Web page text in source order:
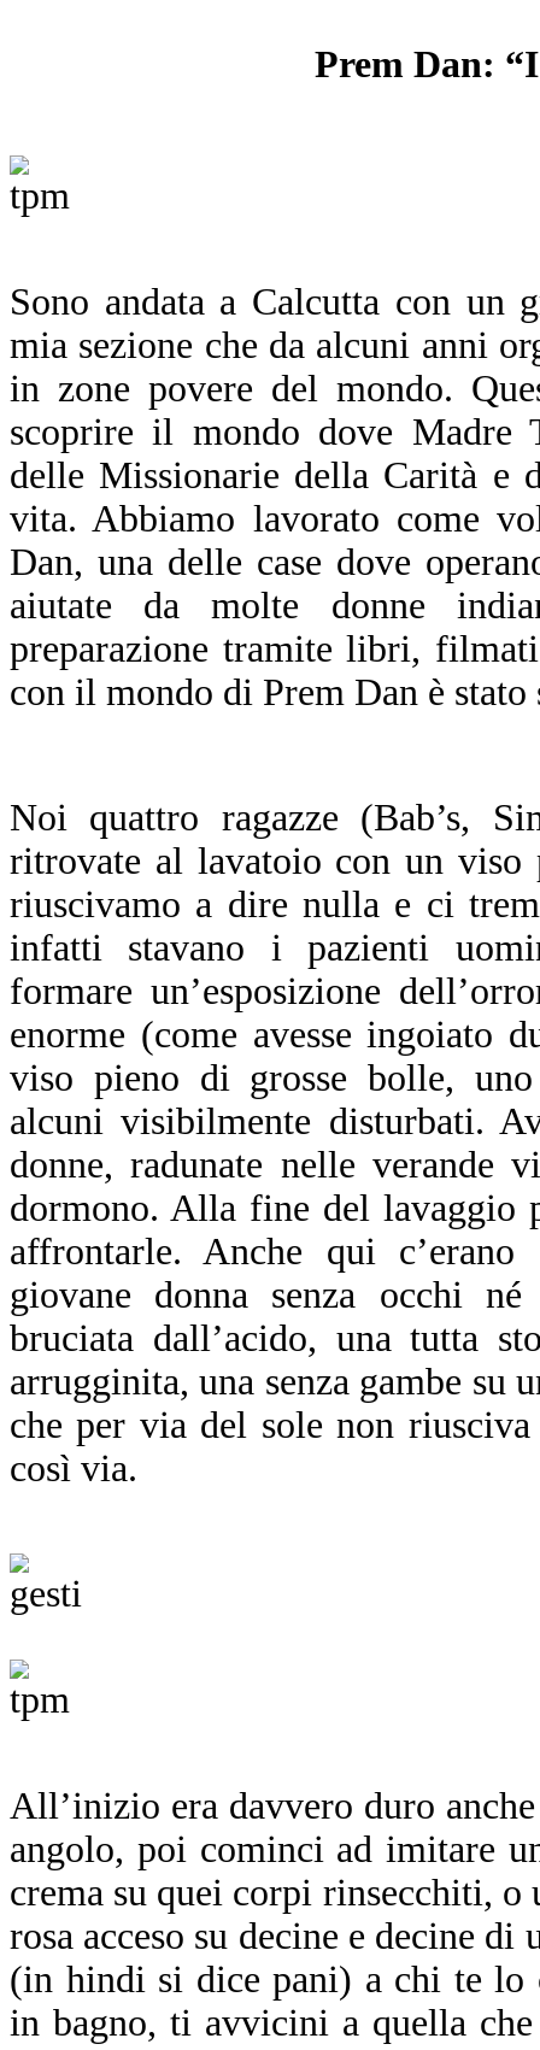
Prem Dan:
Sono andata a Calcutta con un
mia sezione che da alcuni anni
in zone povere del mondo.
scoprire il mondo dove Madre
delle Missionarie della Carità e
vita. Abbiamo lavorato come
Dan, una delle case dove
aiutate da molte donne
preparazione tramite libri,
con il mondo di Prem Dan è stato
Noi quattro ragazze (Bab’s,
ritrovate al lavatoio con un viso
riuscivamo a dire nulla e ci
infatti stavano i pazienti
formare un’esposizione
enorme (come avesse ingoiato
viso pieno di grosse bolle,
alcuni visibilmente disturbati.
donne, radunate nelle verande
dormono. Alla fine del lavaggio
affrontarle. Anche qui c’erano
giovane donna senza occhi
bruciata dall’acido, una tutta
arrugginita, una senza gambe su
che per via del sole non
così via.
All’inizio era davvero duro
angolo, poi cominci ad imitare
crema su quei corpi rinsecchiti, o
rosa acceso su decine e decine di
(in hindi si dice pani) a chi te lo
in bagno, ti avvicini a quella